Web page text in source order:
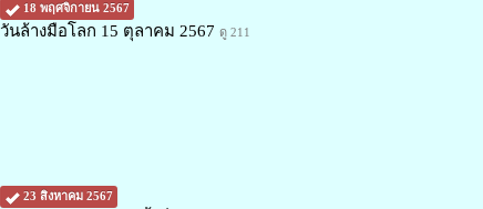
18 พฤศจิกายน 2567
วันล้างมือโลก 15 ตุลาคม 2567 ดู 211
23 สิงหาคม 2567